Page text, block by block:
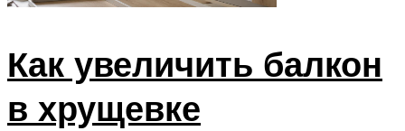
Как увеличить балкон
в хрущевке